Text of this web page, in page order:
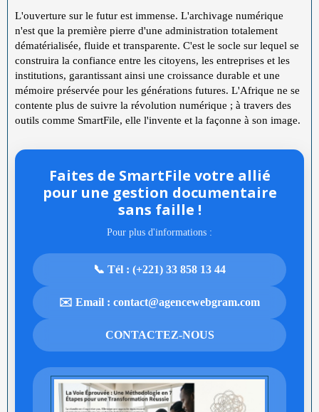
L'ouverture sur le futur est immense. L'archivage numérique
n'est que la première pierre d'une administration totalement
dématérialisée, fluide et transparente. C'est le socle sur lequel se
construira la confiance entre les citoyens, les entreprises et les
institutions, garantissant ainsi une croissance durable et une
mémoire préservée pour les générations futures. L'Afrique ne se
contente plus de suivre la révolution numérique ; à travers des
outils comme SmartFile, elle l'invente et la façonne à son image.
Faites de SmartFile votre allié
pour une gestion documentaire
sans faille !
Pour plus d'informations :
📞 Tél : (+221) 33 858 13 44
✉️ Email : contact@agencewebgram.com
CONTACTEZ-NOUS